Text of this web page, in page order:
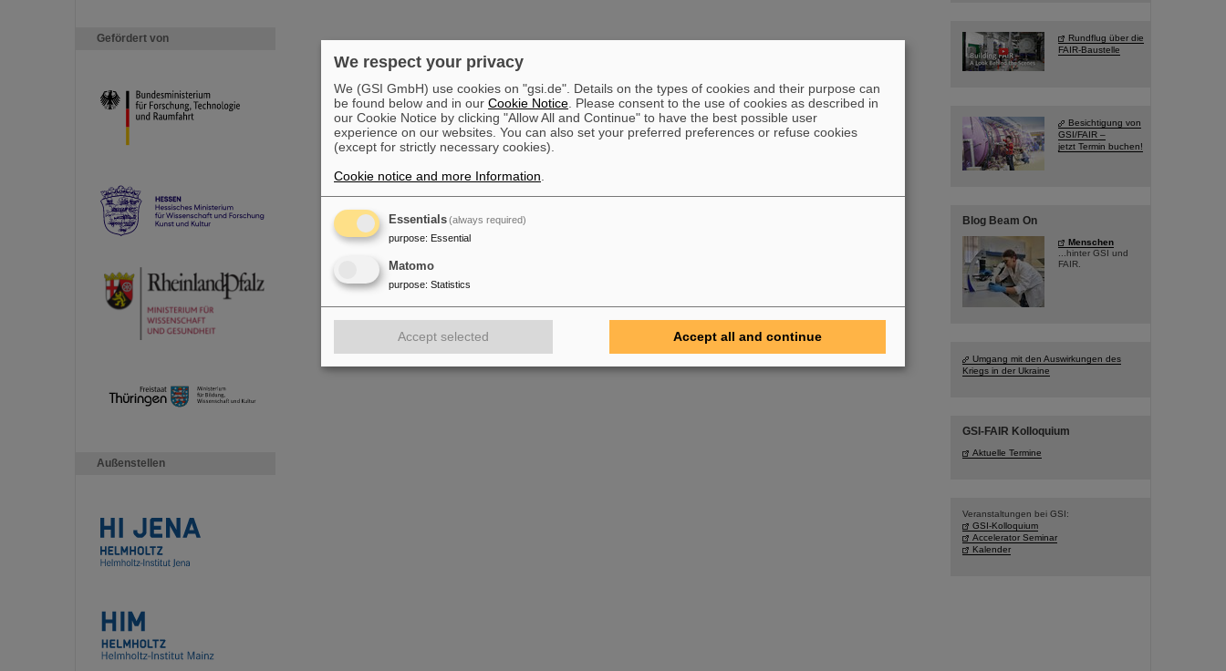
Gefördert von
Außenstellen
Rundflug über die
FAIR-Baustelle
Besichtigung von
GSI/FAIR –
jetzt Termin buchen!
Blog Beam On
Menschen
...hinter GSI und
FAIR.
Umgang mit den Auswirkungen des
Kriegs in der Ukraine
GSI-FAIR Kolloquium
Aktuelle Termine
Veranstaltungen bei GSI:
GSI-Kolloquium
Accelerator Seminar
Kalender
We respect your privacy
We (GSI GmbH) use cookies on "gsi.de". Details on the types of cookies and their purpose can
be found below and in our Cookie Notice . Please consent to the use of cookies as described in
our Cookie Notice by clicking "Allow All and Continue" to have the best possible user
experience on our websites. You can also set your preferred preferences or refuse cookies
(except for strictly necessary cookies).
Cookie notice and more Information
Essentials(always required)
purpose: Essential
Matomo
purpose: Statistics
Accept selected Accept all and continue